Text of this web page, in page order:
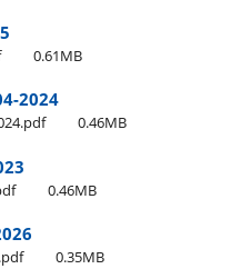
0.61MB
2024
0.46MB
0.46MB
0.35MB